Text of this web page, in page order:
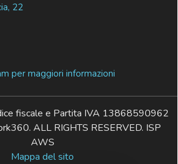
22
per maggiori informazioni
fiscale e Partita IVA 13868590962
ALL RIGHTS RESERVED. ISP
AWS
Mappa del sito